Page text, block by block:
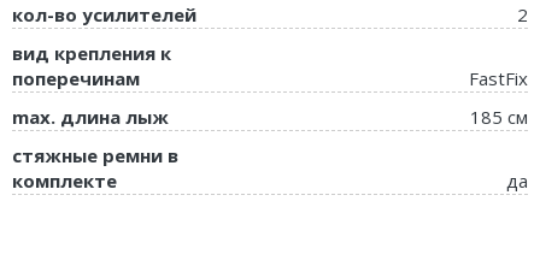
кол-во усилителей
2
вид крепления к
поперечинам
FastFix
max. длина лыж
185 см
стяжные ремни в
комплекте
да